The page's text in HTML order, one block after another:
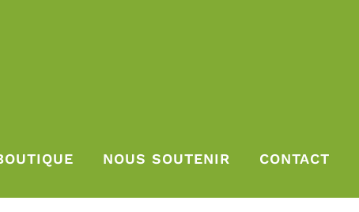
NOUS SOUTENIR CONTACT